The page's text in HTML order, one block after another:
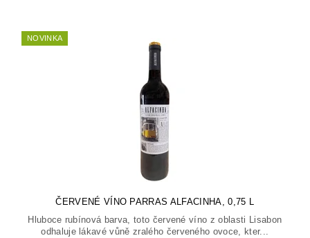
NOVINKA
ČERVENÉ VÍNO PARRAS ALFACINHA, 0,75 L
Hluboce rubínová barva, toto červené víno z oblasti Lisabon
odhaluje lákavé vůně zralého červeného ovoce, kter...